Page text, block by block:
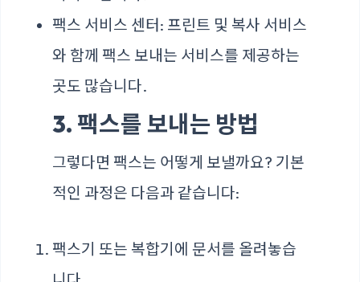
팩스 서비스 센터: 프린트 및 복사 서비스
와 함께 팩스 보내는 서비스를 제공하는
곳도 많습니다.
3. 팩스를 보내는 방법
그렇다면 팩스는 어떻게 보낼까요? 기본
적인 과정은 다음과 같습니다:
팩스기 또는 복합기에 문서를 올려놓습